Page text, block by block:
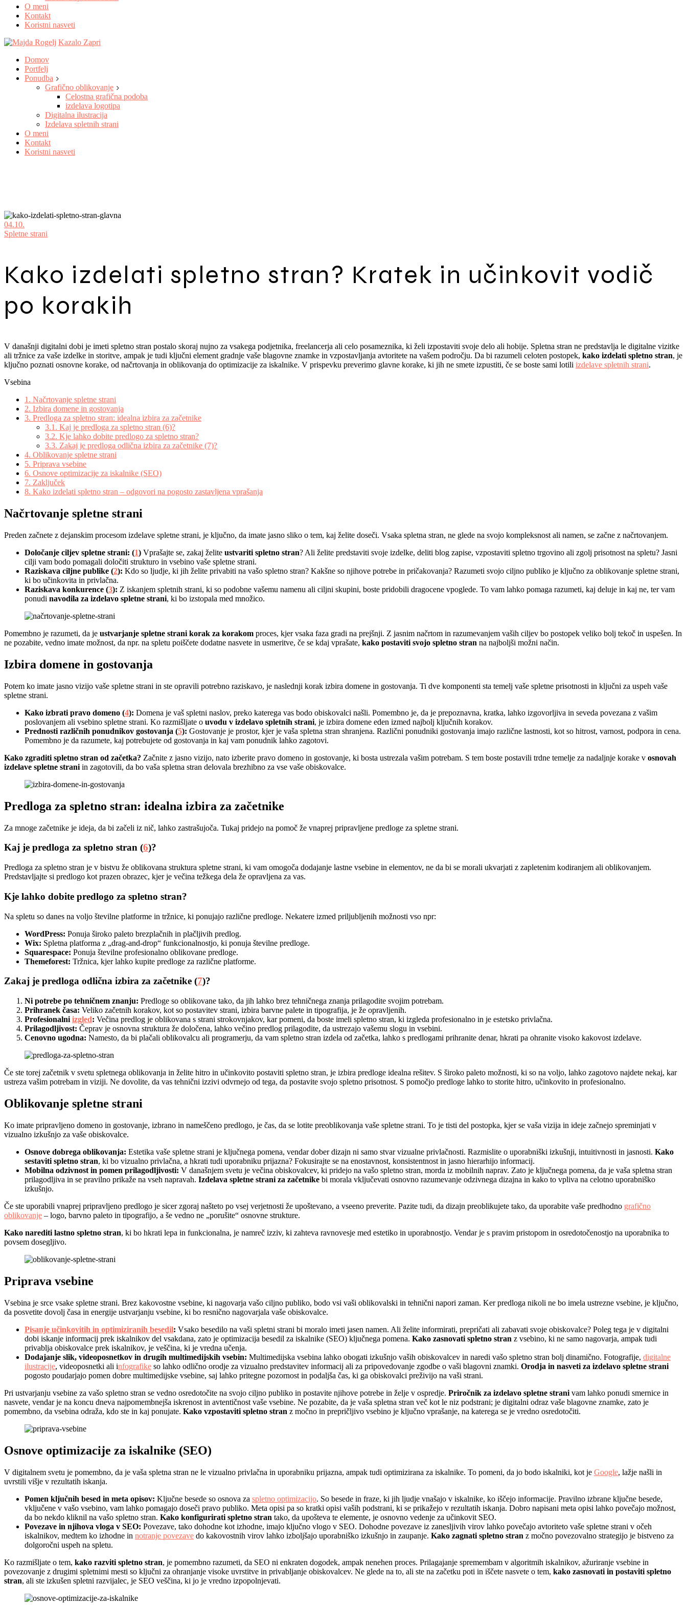
O meni
Kontakt
Koristni nasveti
Kazalo Zapri
Domov
Portfelj
Ponudba
Grafično oblikovanje
Celostna grafična podoba
izdelava logotipa
Digitalna ilustracija
Izdelava spletnih strani
O meni
Kontakt
Koristni nasveti
04.10.
Spletne strani
Kako izdelati spletno stran? Kratek in učinkovit vodič
po korakih
V današnji digitalni dobi je imeti spletno stran postalo skoraj nujno za vsakega podjetnika, freelancerja ali celo posameznika, ki želi izpostaviti svoje delo ali hobije. Spletna stran ne predstavlja le digitalne vizitke
ali tržnice za vaše izdelke in storitve, ampak je tudi ključni element gradnje vaše blagovne znamke in vzpostavljanja avtoritete na vašem področju. Da bi razumeli celoten postopek, kako izdelati spletno stran, je
ključno poznati osnovne korake, od načrtovanja in oblikovanja do optimizacije za iskalnike. V prispevku preverimo glavne korake, ki jih ne smete izpustiti, če se boste sami lotili izdelave spletnih strani.
Vsebina
1. Načrtovanje spletne strani
2. Izbira domene in gostovanja
3. Predloga za spletno stran: idealna izbira za začetnike
3.1. Kaj je predloga za spletno stran (6)?
3.2. Kje lahko dobite predlogo za spletno stran?
3.3. Zakaj je predloga odlična izbira za začetnike (7)?
4. Oblikovanje spletne strani
5. Priprava vsebine
6. Osnove optimizacije za iskalnike (SEO)
7. Zaključek
8. Kako izdelati spletno stran – odgovori na pogosto zastavljena vprašanja
Načrtovanje spletne strani
Preden začnete z dejanskim procesom izdelave spletne strani, je ključno, da imate jasno sliko o tem, kaj želite doseči. Vsaka spletna stran, ne glede na svojo kompleksnost ali namen, se začne z načrtovanjem.
Določanje ciljev spletne strani: (1) Vprašajte se, zakaj želite ustvariti spletno stran? Ali želite predstaviti svoje izdelke, deliti blog zapise, vzpostaviti spletno trgovino ali zgolj prisotnost na spletu? Jasni
cilji vam bodo pomagali določiti strukturo in vsebino vaše spletne strani.
Raziskava ciljne publike (2): Kdo so ljudje, ki jih želite privabiti na vašo spletno stran? Kakšne so njihove potrebe in pričakovanja? Razumeti svojo ciljno publiko je ključno za oblikovanje spletne strani,
ki bo učinkovita in privlačna.
Raziskava konkurence (3): Z iskanjem spletnih strani, ki so podobne vašemu namenu ali ciljni skupini, boste pridobili dragocene vpoglede. To vam lahko pomaga razumeti, kaj deluje in kaj ne, ter vam
ponudi navodila za izdelavo spletne strani, ki bo izstopala med množico.
Pomembno je razumeti, da je ustvarjanje spletne strani korak za korakom proces, kjer vsaka faza gradi na prejšnji. Z jasnim načrtom in razumevanjem vaših ciljev bo postopek veliko bolj tekoč in uspešen. In
ne pozabite, vedno imate možnost, da npr. na spletu poiščete dodatne nasvete in usmeritve, če se kdaj vprašate, kako postaviti svojo spletno stran na najboljši možni način.
Izbira domene in gostovanja
Potem ko imate jasno vizijo vaše spletne strani in ste opravili potrebno raziskavo, je naslednji korak izbira domene in gostovanja. Ti dve komponenti sta temelj vaše spletne prisotnosti in ključni za uspeh vaše
spletne strani.
Kako izbrati pravo domeno (4): Domena je vaš spletni naslov, preko katerega vas bodo obiskovalci našli. Pomembno je, da je prepoznavna, kratka, lahko izgovorljiva in seveda povezana z vašim
poslovanjem ali vsebino spletne strani. Ko razmišljate o uvodu v izdelavo spletnih strani, je izbira domene eden izmed najbolj ključnih korakov.
Prednosti različnih ponudnikov gostovanja (5): Gostovanje je prostor, kjer je vaša spletna stran shranjena. Različni ponudniki gostovanja imajo različne lastnosti, kot so hitrost, varnost, podpora in cena.
Pomembno je da razumete, kaj potrebujete od gostovanja in kaj vam ponudnik lahko zagotovi.
Kako zgraditi spletno stran od začetka? Začnite z jasno vizijo, nato izberite pravo domeno in gostovanje, ki bosta ustrezala vašim potrebam. S tem boste postavili trdne temelje za nadaljnje korake v osnovah
izdelave spletne strani in zagotovili, da bo vaša spletna stran delovala brezhibno za vse vaše obiskovalce.
Predloga za spletno stran: idealna izbira za začetnike
Za mnoge začetnike je ideja, da bi začeli iz nič, lahko zastrašujoča. Tukaj pridejo na pomoč že vnaprej pripravljene predloge za spletne strani.
Kaj je predloga za spletno stran (6)?
Predloga za spletno stran je v bistvu že oblikovana struktura spletne strani, ki vam omogoča dodajanje lastne vsebine in elementov, ne da bi se morali ukvarjati z zapletenim kodiranjem ali oblikovanjem.
Predstavljajte si predlogo kot prazen obrazec, kjer je večina težkega dela že opravljena za vas.
Kje lahko dobite predlogo za spletno stran?
Na spletu so danes na voljo številne platforme in tržnice, ki ponujajo različne predloge. Nekatere izmed priljubljenih možnosti vso npr:
WordPress: Ponuja široko paleto brezplačnih in plačljivih predlog.
Wix: Spletna platforma z „drag-and-drop“ funkcionalnostjo, ki ponuja številne predloge.
Squarespace: Ponuja številne profesionalno oblikovane predloge.
Themeforest: Tržnica, kjer lahko kupite predloge za različne platforme.
Zakaj je predloga odlična izbira za začetnike (7)?
Ni potrebe po tehničnem znanju: Predloge so oblikovane tako, da jih lahko brez tehničnega znanja prilagodite svojim potrebam.
Prihranek časa: Veliko začetnih korakov, kot so postavitev strani, izbira barvne palete in tipografija, je že opravljenih.
Profesionalni izgled: Večina predlog je oblikovana s strani strokovnjakov, kar pomeni, da boste imeli spletno stran, ki izgleda profesionalno in je estetsko privlačna.
Prilagodljivost: Čeprav je osnovna struktura že določena, lahko večino predlog prilagodite, da ustrezajo vašemu slogu in vsebini.
Cenovno ugodna: Namesto, da bi plačali oblikovalcu ali programerju, da vam spletno stran izdela od začetka, lahko s predlogami prihranite denar, hkrati pa ohranite visoko kakovost izdelave.
Če ste torej začetnik v svetu spletnega oblikovanja in želite hitro in učinkovito postaviti spletno stran, je izbira predloge idealna rešitev. S široko paleto možnosti, ki so na voljo, lahko zagotovo najdete nekaj, kar
ustreza vašim potrebam in viziji. Ne dovolite, da vas tehnični izzivi odvrnejo od tega, da postavite svojo spletno prisotnost. S pomočjo predloge lahko to storite hitro, učinkovito in profesionalno.
Oblikovanje spletne strani
Ko imate pripravljeno domeno in gostovanje, izbrano in nameščeno predlogo, je čas, da se lotite preoblikovanja vaše spletne strani. To je tisti del postopka, kjer se vaša vizija in ideje začnejo spreminjati v
vizualno izkušnjo za vaše obiskovalce.
Osnove dobrega oblikovanja: Estetika vaše spletne strani je ključnega pomena, vendar dober dizajn ni samo stvar vizualne privlačnosti. Razmislite o uporabniški izkušnji, intuitivnosti in jasnosti. Kako
sestaviti spletno stran, ki bo vizualno privlačna, a hkrati tudi uporabniku prijazna? Fokusirajte se na enostavnost, konsistentnost in jasno hierarhijo informacij.
Mobilna odzivnost in pomen prilagodljivosti: V današnjem svetu je večina obiskovalcev, ki pridejo na vašo spletno stran, morda iz mobilnih naprav. Zato je ključnega pomena, da je vaša spletna stran
prilagodljiva in se pravilno prikaže na vseh napravah. Izdelava spletne strani za začetnike bi morala vključevati osnovno razumevanje odzivnega dizajna in kako to vpliva na celotno uporabniško
izkušnjo.
Če ste uporabili vnaprej pripravljeno predlogo je sicer zgoraj našteto po vsej verjetnosti že upoštevano, a vseeno preverite. Pazite tudi, da dizajn preoblikujete tako, da uporabite vaše predhodno grafično
oblikovanje – logo, barvno paleto in tipografijo, a še vedno ne „porušite“ osnovne strukture.
Kako narediti lastno spletno stran, ki bo hkrati lepa in funkcionalna, je namreč izziv, ki zahteva ravnovesje med estetiko in uporabnostjo. Vendar je s pravim pristopom in osredotočenostjo na uporabnika to
povsem dosegljivo.
Priprava vsebine
Vsebina je srce vsake spletne strani. Brez kakovostne vsebine, ki nagovarja vašo ciljno publiko, bodo vsi vaši oblikovalski in tehnični napori zaman. Ker predloga nikoli ne bo imela ustrezne vsebine, je ključno,
da posvetite dovolj časa in energije ustvarjanju vsebine, ki bo resnično nagovarjala vaše obiskovalce.
Pisanje učinkovitih in optimiziranih besedil: Vsako besedilo na vaši spletni strani bi moralo imeti jasen namen. Ali želite informirati, prepričati ali zabavati svoje obiskovalce? Poleg tega je v digitalni
dobi iskanje informacij prek iskalnikov del vsakdana, zato je optimizacija besedil za iskalnike (SEO) ključnega pomena. Kako zasnovati spletno stran z vsebino, ki ne samo nagovarja, ampak tudi
privablja obiskovalce prek iskalnikov, je veščina, ki je vredna učenja.
Dodajanje slik, videoposnetkov in drugih multimedijskih vsebin: Multimedijska vsebina lahko obogati izkušnjo vaših obiskovalcev in naredi vašo spletno stran bolj dinamično. Fotografije, digitalne
ilustracije, videoposnetki ali infografike so lahko odlično orodje za vizualno predstavitev informacij ali za pripovedovanje zgodbe o vaši blagovni znamki. Orodja in nasveti za izdelavo spletne strani
pogosto poudarjajo pomen dobre multimedijske vsebine, saj lahko pritegne pozornost in podaljša čas, ki ga obiskovalci preživijo na vaši strani.
Pri ustvarjanju vsebine za vašo spletno stran se vedno osredotočite na svojo ciljno publiko in postavite njihove potrebe in želje v ospredje. Priročnik za izdelavo spletne strani vam lahko ponudi smernice in
nasvete, vendar je na koncu dneva najpomembnejša iskrenost in avtentičnost vaše vsebine. Ne pozabite, da je vaša spletna stran več kot le niz podstrani; je digitalni odraz vaše blagovne znamke, zato je
pomembno, da vsebina odraža, kdo ste in kaj ponujate. Kako vzpostaviti spletno stran z močno in prepričljivo vsebino je ključno vprašanje, na katerega se je vredno osredotočiti.
Osnove optimizacije za iskalnike (SEO)
V digitalnem svetu je pomembno, da je vaša spletna stran ne le vizualno privlačna in uporabniku prijazna, ampak tudi optimizirana za iskalnike. To pomeni, da jo bodo iskalniki, kot je Google, lažje našli in
uvrstili višje v rezultatih iskanja.
Pomen ključnih besed in meta opisov: Ključne besede so osnova za spletno optimizacijo. So besede in fraze, ki jih ljudje vnašajo v iskalnike, ko iščejo informacije. Pravilno izbrane ključne besede,
vključene v vašo vsebino, vam lahko pomagajo doseči pravo publiko. Meta opisi pa so kratki opisi vaših podstrani, ki se prikažejo v rezultatih iskanja. Dobro napisani meta opisi lahko povečajo možnost,
da bo nekdo kliknil na vašo spletno stran. Kako konfigurirati spletno stran tako, da upošteva te elemente, je osnovno vedenje za učinkovit SEO.
Povezave in njihova vloga v SEO: Povezave, tako dohodne kot izhodne, imajo ključno vlogo v SEO. Dohodne povezave iz zanesljivih virov lahko povečajo avtoriteto vaše spletne strani v očeh
iskalnikov, medtem ko izhodne in notranje povezave do kakovostnih virov lahko izboljšajo uporabniško izkušnjo in zaupanje. Kako zagnati spletno stran z močno povezovalno strategijo je bistveno za
dolgoročni uspeh na spletu.
Ko razmišljate o tem, kako razviti spletno stran, je pomembno razumeti, da SEO ni enkraten dogodek, ampak nenehen proces. Prilagajanje spremembam v algoritmih iskalnikov, ažuriranje vsebine in
povezovanje z drugimi spletnimi mesti so ključni za ohranjanje visoke uvrstitve in privabljanje obiskovalcev. Ne glede na to, ali ste na začetku poti in iščete nasvete o tem, kako zasnovati in postaviti spletno
stran, ali ste izkušen spletni razvijalec, je SEO veščina, ki jo je vredno izpopolnjevati.